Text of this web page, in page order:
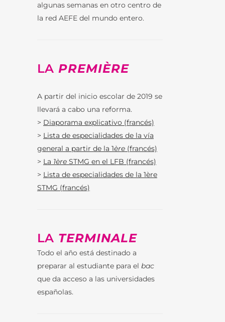
algunas semanas en otro centro de
la red AEFE del mundo entero.
LA PREMIÈRE
A partir del inicio escolar de 2019 se
llevará a cabo una reforma.
> Diaporama explicativo (francés)
> Lista de especialidades de la vía
general a partir de la 1ère (francés)
> La 1ère STMG en el LFB (francés)
> Lista de especialidades de la 1ère
STMG (francés)
LA TERMINALE
Todo el año está destinado a
preparar al estudiante para el bac
que da acceso a las universidades
españolas.